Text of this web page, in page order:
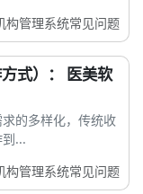
构管理系统常见问题
式）： 医美软
的多样化，传统收
...
构管理系统常见问题